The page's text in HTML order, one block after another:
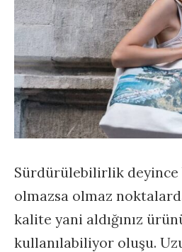
Sürdürülebilirlik deyince
olmazsa olmaz
kalite yani aldığınız
kullanılabiliyor oluşu.